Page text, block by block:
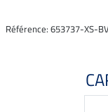
Référence: 653737-XS-